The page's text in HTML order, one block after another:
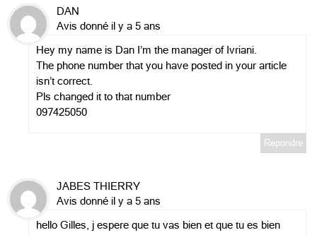
DAN
Avis donné il y a 5 ans
Hey my name is Dan I’m the manager of Ivriani.
The phone number that you have posted in your article
isn’t correct.
Pls changed it to that number
097425050
Répondre
JABES THIERRY
Avis donné il y a 5 ans
hello Gilles, j espere que tu vas bien et que tu es bien